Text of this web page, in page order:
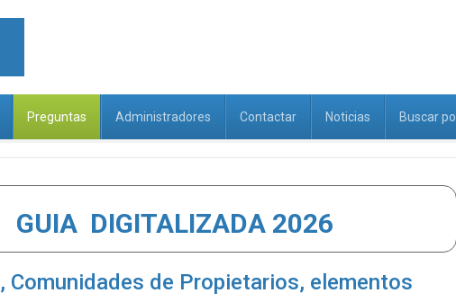
Preguntas Administradores Contactar Noticias Buscar
GUIA DIGITALIZADA 2026
Comunidades de Propietarios, elementos